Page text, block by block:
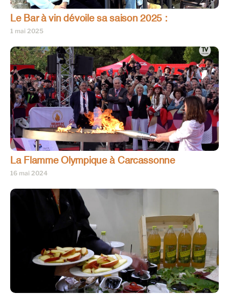
Le Bar à vin dévoile sa saison 2025 :
1 mai 2025
La Flamme Olympique à Carcassonne
16 mai 2024